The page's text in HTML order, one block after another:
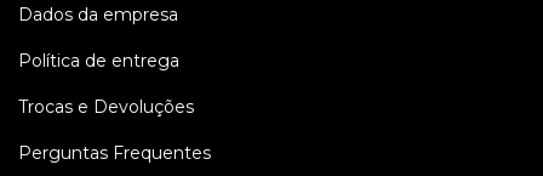
Dados da empresa
Política de entrega
Trocas e Devoluções
Perguntas Frequentes